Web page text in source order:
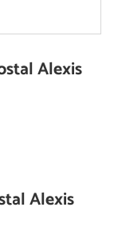
Alexis
Alexis